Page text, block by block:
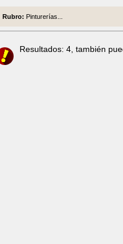
Rubro: Pinturerías...
Resultados: 4, también